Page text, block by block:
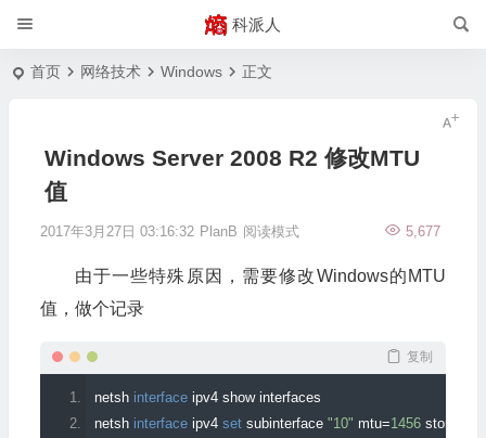
科派人
首页 网络技术 Windows 正文
Windows Server 2008 R2 修改MTU
值
2017年3月27日 03:16:32 PlanB 5,677
阅读模式
由于一些特殊原因，需要修改Windows的MTU
值，做个记录
复制
netsh interface ipv4 show interfaces
netsh interface ipv4 set subinterface "10" mtu=1456 store